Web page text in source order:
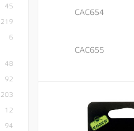
45
219
6
48
92
203
12
94
CAC654
CAC655